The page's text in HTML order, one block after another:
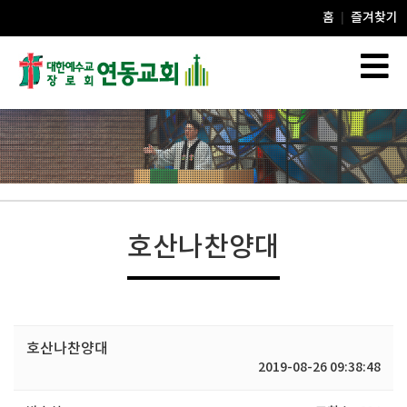
홈 즐겨찾기
호산나찬양대
호산나찬양대
2019-08-26 09:38:48